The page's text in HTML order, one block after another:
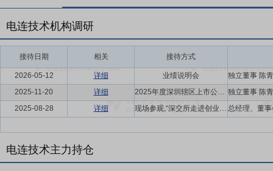
电连技术机构调研
接待日期 相关 接待方式
2026-05-12 详细
业绩说明会
2025-11-20
详细
2025年度深圳辖区上市公司投资者网上集体接待日活动
2025-08-28
详细 现场参观,“深交所走进创业板综指数成份股”活动
电连技术主力持仓